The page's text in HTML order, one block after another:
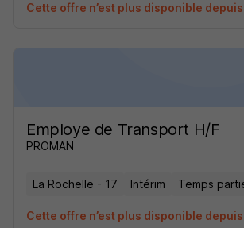
Cette offre n’est plus disponible
Employe de Transport H/F
PROMAN
La Rochelle - 17 Intérim Temps
Cette offre n’est plus disponible